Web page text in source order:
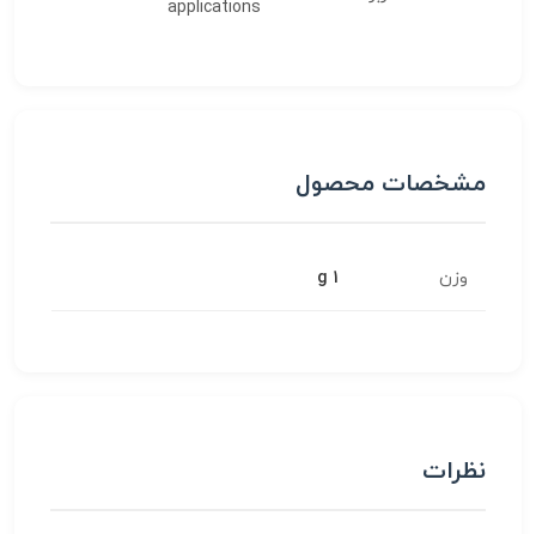
applications
مشخصات محصول
وزن 1 g
نظرات